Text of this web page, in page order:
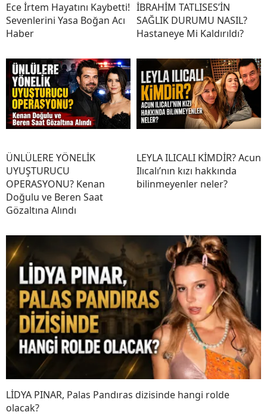
Ece İrtem Hayatını Kaybetti!
Sevenlerini Yasa Boğan Acı
Haber
İBRAHİM TATLISES’İN
SAĞLIK DURUMU NASIL?
Hastaneye Mi Kaldırıldı?
ÜNLÜLERE YÖNELİK
UYUŞTURUCU
OPERASYONU? Kenan
Doğulu ve Beren Saat
Gözaltına Alındı
LEYLA ILICALI KİMDİR? Acun
Ilıcalı’nın kızı hakkında
bilinmeyenler neler?
LİDYA PINAR, Palas Pandıras dizisinde hangi rolde
olacak?